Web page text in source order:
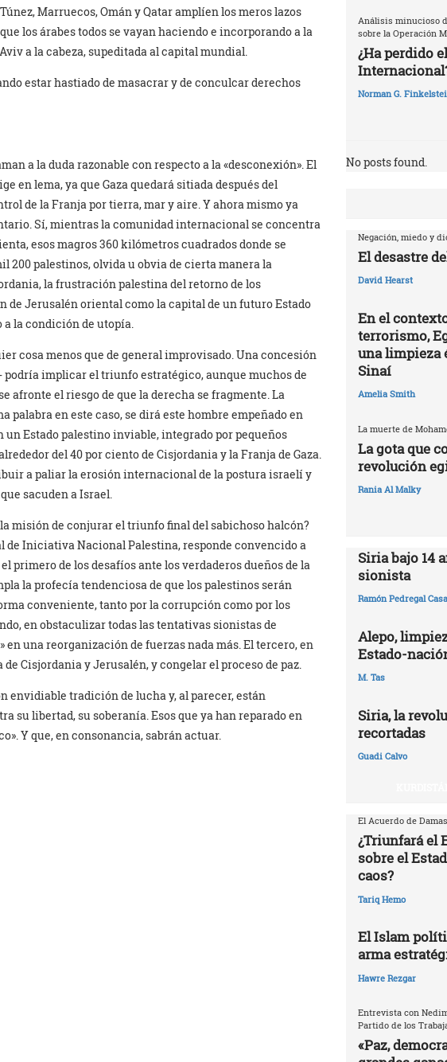
Marruecos, Omán y Qatar amplíen los meros lazos
los árabes todos se vayan haciendo e incorporando a la
a la cabeza, supeditada al capital mundial.
estar hastiado de masacrar y de conculcar derechos
a la duda razonable con respecto a la «desconexión». El
en lema, ya que Gaza quedará sitiada después del
de la Franja por tierra, mar y aire. Y ahora mismo ya
Sí, mientras la comunidad internacional se concentra
esos magros 360 kilómetros cuadrados donde se
200 palestinos, olvida u obvia de cierta manera la
la frustración palestina del retorno de los
de Jerusalén oriental como la capital de un futuro Estado
a la condición de utopía.
cosa menos que de general improvisado. Una concesión
implicar el triunfo estratégico, aunque muchos de
afronte el riesgo de que la derecha se fragmente. La
en este caso, se dirá este hombre empeñado en
Estado palestino inviable, integrado por pequeños
del 40 por ciento de Cisjordania y la Franja de Gaza.
a paliar la erosión internacional de la postura israelí y
sacuden a Israel.
misión de conjurar el triunfo final del sabichoso halcón?
de Iniciativa Nacional Palestina, responde convencido a
primero de los desafíos ante los verdaderos dueños de la
la profecía tendenciosa de que los palestinos serán
conveniente, tanto por la corrupción como por los
en obstaculizar todas las tentativas sionistas de
en una reorganización de fuerzas nada más. El tercero, en
Cisjordania y Jerusalén, y congelar el proceso de paz.
envidiable tradición de lucha y, al parecer, están
su libertad, su soberanía. Esos que ya han reparado en
Y que, en consonancia, sabrán actuar.
Análisis minucioso
sobre la Operación
¿Ha perdido
Norman G.
No posts found.
Negación, miedo y
El desastre
David Hearst
En el
terrorismo,
una limpieza
Sinaí
Amelia Smith
La muerte de
La gota que
revolución
Rania Al Malky
Siria bajo 14
sionista
Ramón Pedregal
Alepo,
Estado-
M. Tas
Siria, la
recortadas
Guadi Calvo
El Acuerdo de
¿Triunfará el
sobre el
caos?
Tariq Hemo
El Islam
arma
Hawre Rezgar
Entrevista con
Partido de los
«Paz,